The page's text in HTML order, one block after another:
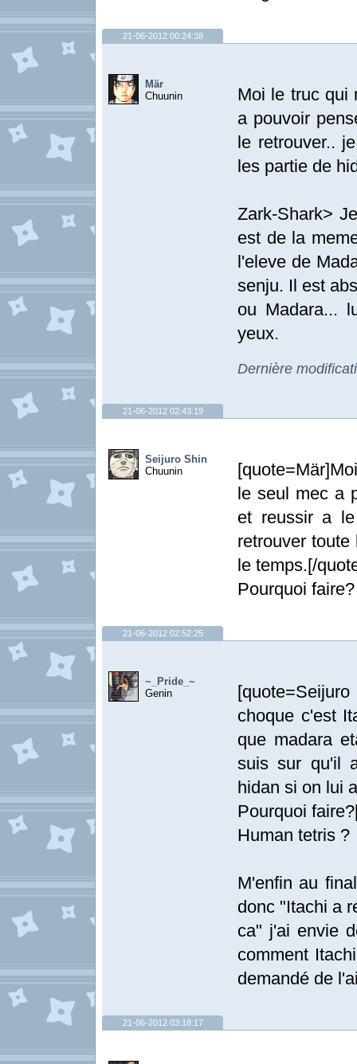
21-06-2012 00:24:38
Mär
Chuunin
Moi le truc qui
a pouvoir
le retrouver..
les partie de
Zark-Shark>
est de la
l'eleve de
senju. Il est
ou Madara...
yeux.
Dernière
21-06-2012 02:43:19
Seijuro Shin
Chuunin
le seul mec a
et reussir a
retrouver
le temps.[/
Pourquoi faire?
21-06-2012 02:52:25
~_Pride_~
Genin
choque c'est
que madara
suis sur qu'il
hidan si on lui
Pourquoi
Human tetris ?
M'enfin au
donc "Itachi a
ca" j'ai envie
comment
demandé de
21-06-2012 03:18:17